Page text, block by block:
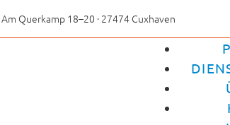
Am Querkamp 18–20 · 27474 Cuxhaven